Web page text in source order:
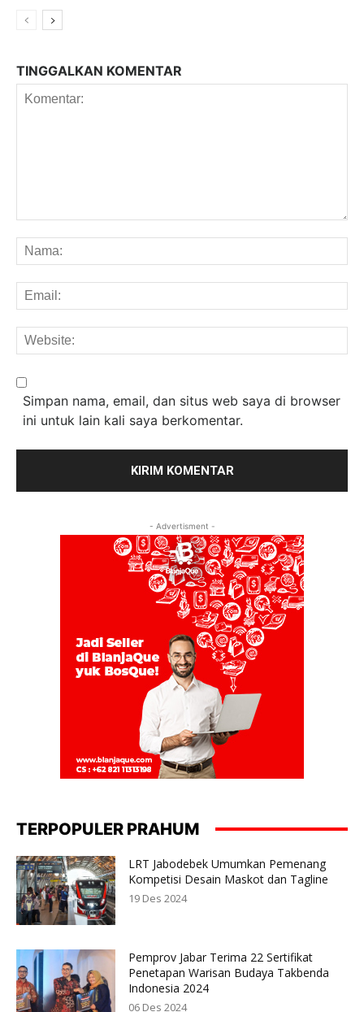
TINGGALKAN KOMENTAR
Simpan nama, email, dan situs web saya di browser
ini untuk lain kali saya berkomentar.
- Advertisment -
TERPOPULER PRAHUM
LRT Jabodebek Umumkan Pemenang
Kompetisi Desain Maskot dan Tagline
19 Des 2024
Pemprov Jabar Terima 22 Sertifikat
Penetapan Warisan Budaya Takbenda
Indonesia 2024
06 Des 2024